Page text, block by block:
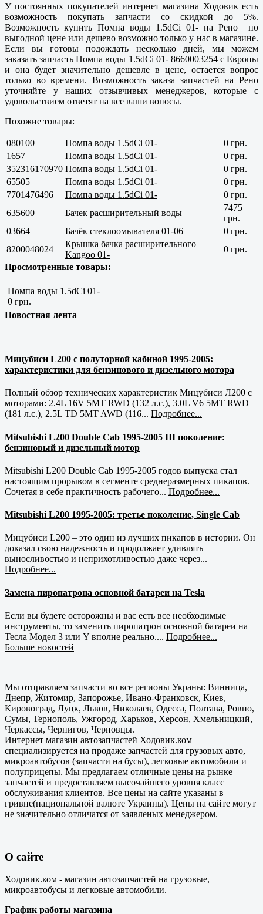
У постоянных покупателей интернет магазина Ходовик есть
возможность покупать запчасти со скидкой до 5%.
Возможность купить Помпа воды 1.5dCi 01- на Рено по
выгодной цене или дешево возможно только у нас в магазине.
Если вы готовы подождать несколько дней, мы можем
заказать запчасть Помпа воды 1.5dCi 01- 8660003254 с Европы
и она будет значительно дешевле в цене, остается вопрос
только во времени. Возможность заказа запчастей на Рено
уточняйте у наших отзывчивых менеджеров, которые с
удовольствием ответят на все ваши вопосы.
Похожие товары:
080100 Помпа воды 1.5dCi 01-
0 грн.
1657
Помпа воды 1.5dCi 01-
0 грн.
352316170970 Помпа воды 1.5dCi 01-
0 грн.
65505
Помпа воды 1.5dCi 01-
0 грн.
7701476496
Помпа воды 1.5dCi 01-
0 грн.
635600
Бачек расширительный воды
7475
грн.
03664
Бачёк стеклоомывателя 01-06
0 грн.
8200048024
Крышка бачка расширительного
Kangoo 01-
0 грн.
Просмотренные товары:
Помпа воды 1.5dCi 01-
0 грн.
Новостная лента
Мицубиси L200 с полуторной кабиной 1995-2005:
характеристики для бензинового и дизельного мотора
Полный обзор технических характеристик Мицубиси Л200 с
моторами: 2.4L 16V 5MT RWD (132 л.с.), 3.0L V6 5MT RWD
(181 л.с.), 2.5L TD 5MT AWD (116... Подробнее...
Mitsubishi L200 Double Cab 1995-2005 III поколение:
бензиновый и дизельный мотор
Mitsubishi L200 Double Cab 1995-2005 годов выпуска стал
настоящим прорывом в сегменте среднеразмерных пикапов.
Сочетая в себе практичность рабочего... Подробнее...
Mitsubishi L200 1995-2005: третье поколение, Single Cab
Мицубиси L200 – это один из лучших пикапов в истории. Он
доказал свою надежность и продолжает удивлять
выносливостью и неприхотливостью даже через...
Подробнее...
Замена пиропатрона основной батареи на Tesla
Если вы будете осторожны и вас есть все необходимые
инструменты, то заменить пиропатрон основной батареи на
Тесла Модел 3 или Y вполне реально.... Подробнее...
Больше новостей
Мы отправляем запчасти во все регионы Украны: Винница,
Днепр, Житомир, Запорожье, Ивано-Франковск, Киев,
Кировоград, Луцк, Львов, Николаев, Одесса, Полтава, Ровно,
Сумы, Тернополь, Ужгород, Харьков, Херсон, Хмельницкий,
Черкассы, Чернигов, Черновцы.
Интернет магазин автозапчастей Ходовик.ком
специализируется на продаже запчастей для грузовых авто,
микроавтобусов (запчасти на бусы), легковые автомобили и
полуприцепы. Мы предлагаем отличные цены на рынке
запчастей и предоставляем высочайшего уровня класс
обслуживания клиентов. Все цены на сайте указаны в
гривне(национальной валюте Украины). Цены на сайте могут
не значительно отличатся от заявленых менеджером.
О сайте
Ходовик.ком - магазин автозапчастей на грузовые,
микроавтобусы и легковые автомобили.
График работы магазина